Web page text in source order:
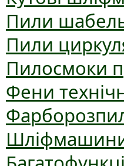
Пили
Пили
Пилосмоки
Фени